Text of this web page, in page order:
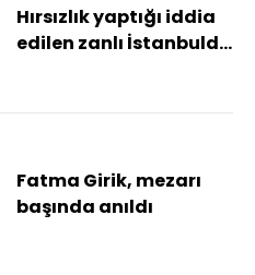
Hırsızlık yaptığı iddia
edilen zanlı İstanbulda
Fatma Girik, mezarı
başında anıldı